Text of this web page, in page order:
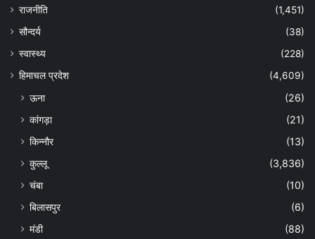
राजनीति
(1,451)
सौन्दर्य
(38)
स्वास्थ्य
(228)
हिमाचल प्रदेश
(4,609)
ऊना
(26)
कांगड़ा
(21)
किन्नौर
(13)
कुल्लू
(3,836)
चंबा
(10)
बिलासपुर
(6)
मंडी
(88)